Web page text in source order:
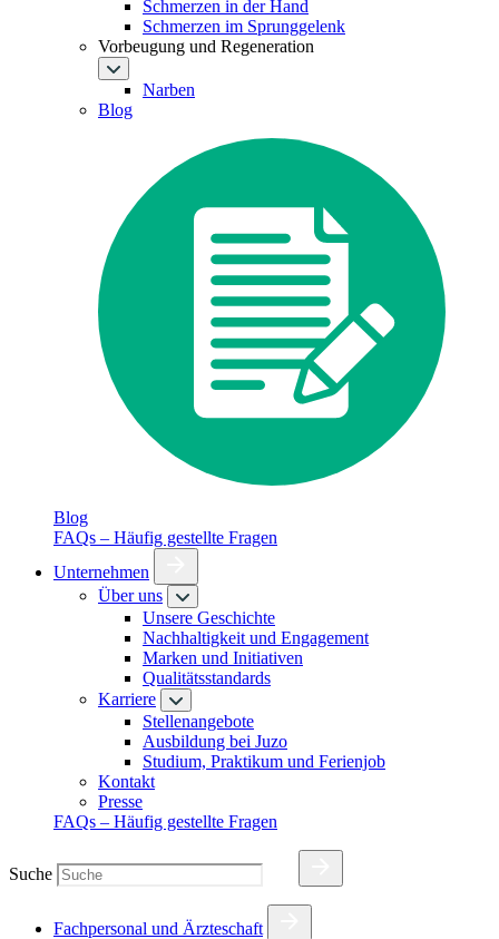
Schmerzen in der Hand
Schmerzen im Sprunggelenk
Vorbeugung und Regeneration
Narben
Blog
Blog
FAQs – Häufig gestellte Fragen
Unternehmen
Über uns
Unsere Geschichte
Nachhaltigkeit und Engagement
Marken und Initiativen
Qualitätsstandards
Karriere
Stellenangebote
Ausbildung bei Juzo
Studium, Praktikum und Ferienjob
Kontakt
Presse
FAQs – Häufig gestellte Fragen
Suche
Fachpersonal und Ärzteschaft